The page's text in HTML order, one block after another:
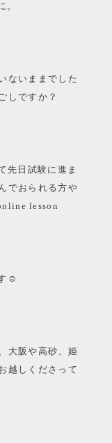
。
ないままでした
しですか？
先日試験に進ま
でおられる方や
lesson
☺︎
大阪や高砂、姫
越しくださって